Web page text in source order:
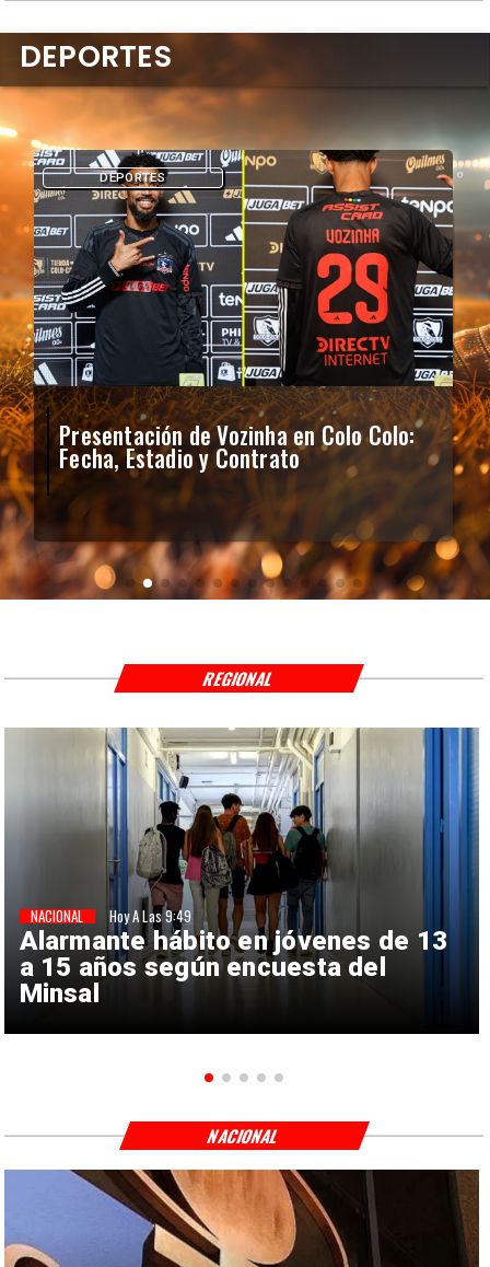
Presentación de Vozinha en Colo Colo:
Fecha, Estadio y Contrato
DEPORTES
DEPORTES
Alarmante hábito en jóvenes de 13
a 15 años según encuesta del
Minsal
NACIONAL Hoy A Las 9:49
REGIONAL
NACIONAL